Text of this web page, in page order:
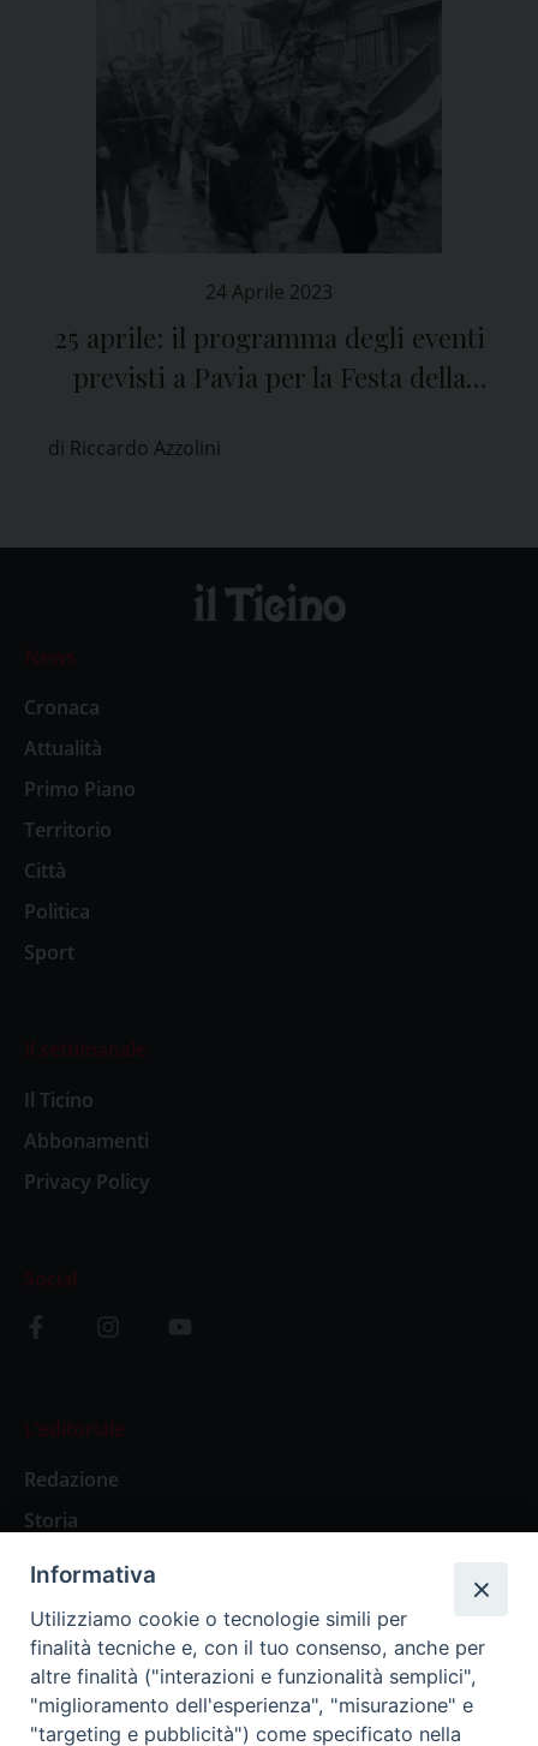
24 Aprile 2023
25 aprile: il programma degli eventi
previsti a Pavia per la Festa della
di Riccardo Azzolini
News
Cronaca
Attualità
Primo Piano
Territorio
Città
Politica
Sport
Il settimanale
Il Ticino
Abbonamenti
Privacy Policy
Social
L’editoriale
Redazione
Storia
Abbonamenti
Abbonamento Annuale Digitale
Abbonamento Annuale Cartaceo
Informativa
Utilizziamo cookie o tecnologie simili per
finalità tecniche e, con il tuo consenso, anche per
altre finalità ("interazioni e funzionalità semplici",
"miglioramento dell'esperienza", "misurazione" e
"targeting e pubblicità") come specificato nella